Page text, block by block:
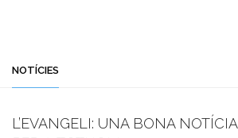
NOTÍCIES
L’EVANGELI: UNA BONA NOTÍCIA